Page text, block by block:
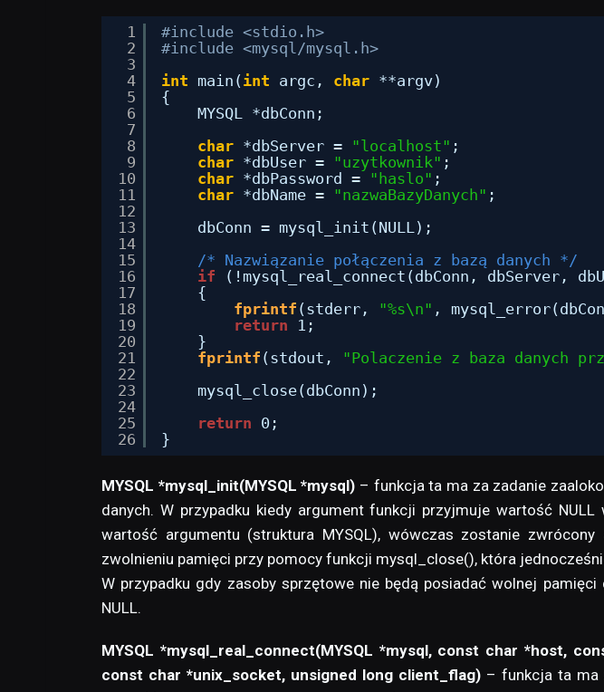
1
2
3
4
5
6
7
8
9
10
11
12
13
14
15
16
17
18
19
20
21
22
23
24
25
26
#include <stdio.h>
#include <mysql/mysql.h>
int main( int argc, char **argv)
{
MYSQL *dbConn;
char *dbServer = "localhost" ;
char *dbUser = "uzytkownik" ;
char *dbPassword = "haslo" ;
char *dbName = "nazwaBazyDanych" ;
dbConn = mysql_init(NULL);
/* Nazwiązanie połączenia z bazą danych */
if
(!mysql_real_connect(dbConn, dbServer,
{
fprintf (stderr, "%s\n" ,
return
1;
}
fprintf (stdout, "Polaczenie z baza danych
mysql_close(dbConn);
return 0;
}
MYSQL *mysql_init(MYSQL *mysql) – funkcja ta ma za zadanie
danych. W przypadku kiedy argument funkcji przyjmuje wartość
wartość argumentu (struktura MYSQL), wówczas zostanie
zwolnieniu pamięci przy pomocy funkcji mysql_close(), która
W przypadku gdy zasoby sprzętowe nie będą posiadać wolnej
NULL.
MYSQL *mysql_real_connect(MYSQL *mysql, const char *host,
const char *unix_socket, unsigned long client_flag)– funkcja ta ma